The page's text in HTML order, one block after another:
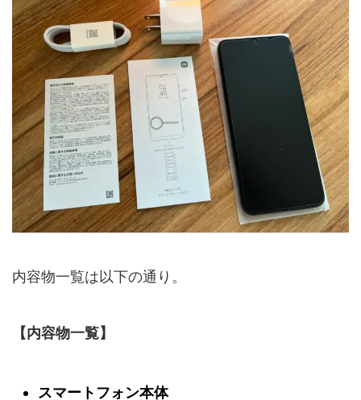
内容物一覧は以下の通り。
【内容物一覧】
スマートフォン本体